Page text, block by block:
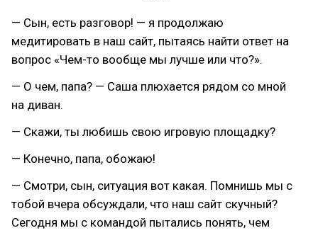
— Сын, есть разговор! — я продолжаю
медитировать в наш сайт, пытаясь найти ответ на
вопрос «Чем-то вообще мы лучше или что?».
— О чем, папа? — Саша плюхается рядом со мной
на диван.
— Скажи, ты любишь свою игровую площадку?
— Конечно, папа, обожаю!
— Смотри, сын, ситуация вот какая. Помнишь мы с
тобой вчера обсуждали, что наш сайт скучный?
Сегодня мы с командой пытались понять, чем